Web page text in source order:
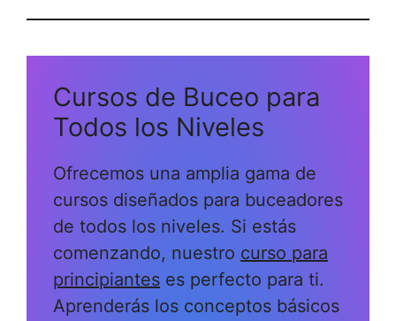
Cursos de Buceo para
Todos los Niveles
Ofrecemos una amplia gama de
cursos diseñados para buceadores
de todos los niveles. Si estás
comenzando, nuestro curso para
principiantes es perfecto para ti.
Aprenderás los conceptos básicos